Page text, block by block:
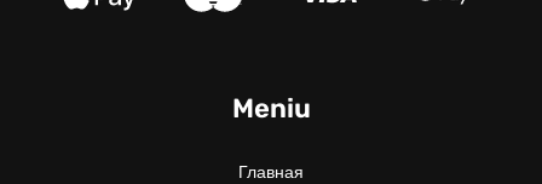
Meniu
Главная